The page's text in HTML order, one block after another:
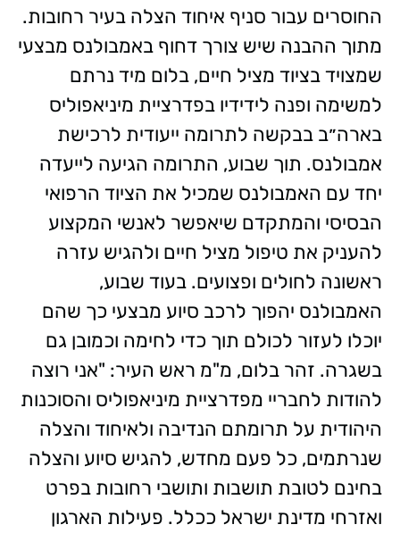
החוסרים עבור סניף איחוד הצלה בעיר רחובות.
מתוך ההבנה שיש צורך דחוף באמבולנס מבצעי
שמצויד בציוד מציל חיים, בלום מיד נרתם
למשימה ופנה לידידיו בפדרציית מיניאפוליס
בארה״ב בבקשה לתרומה ייעודית לרכישת
אמבולנס. תוך שבוע, התרומה הגיעה לייעדה
יחד עם האמבולנס שמכיל את הציוד הרפואי
הבסיסי והמתקדם שיאפשר לאנשי המקצוע
להעניק את טיפול מציל חיים ולהגיש עזרה
ראשונה לחולים ופצועים. בעוד שבוע,
האמבולנס יהפוך לרכב סיוע מבצעי כך שהם
יוכלו לעזור לכולם תוך כדי לחימה וכמובן גם
בשגרה. זהר בלום, מ"מ ראש העיר: "אני רוצה
להודות לחבריי מפדרציית מיניאפוליס והסוכנות
היהודית על תרומתם הנדיבה ולאיחוד והצלה
שנרתמים, כל פעם מחדש, להגיש סיוע והצלה
בחינם לטובת תושבות ותושבי רחובות בפרט
ואזרחי מדינת ישראל ככלל. פעילות הארגון